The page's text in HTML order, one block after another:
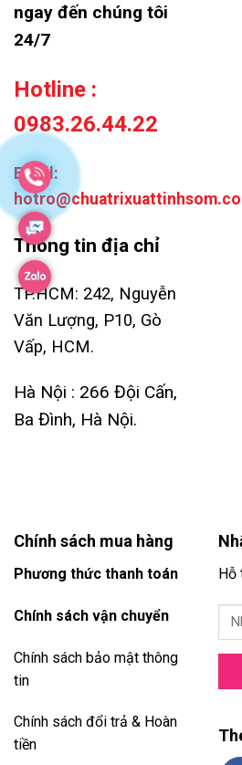
ngay đến chúng tôi
24/7
Hotline :
0983.26.44.22
Email:
Thông tin địa chỉ
TP.HCM: 242, Nguyễn
Văn Lượng, P10, Gò
Vấp, HCM.
Hà Nội : 266 Đội Cấn,
Ba Đình, Hà Nội.
Chính sách mua hàng
Phương thức thanh toán
Chính sách vận chuyển
Chính sách bảo mật thông
tin
Chính sách đổi trả & Hoàn
tiền
Hỗ